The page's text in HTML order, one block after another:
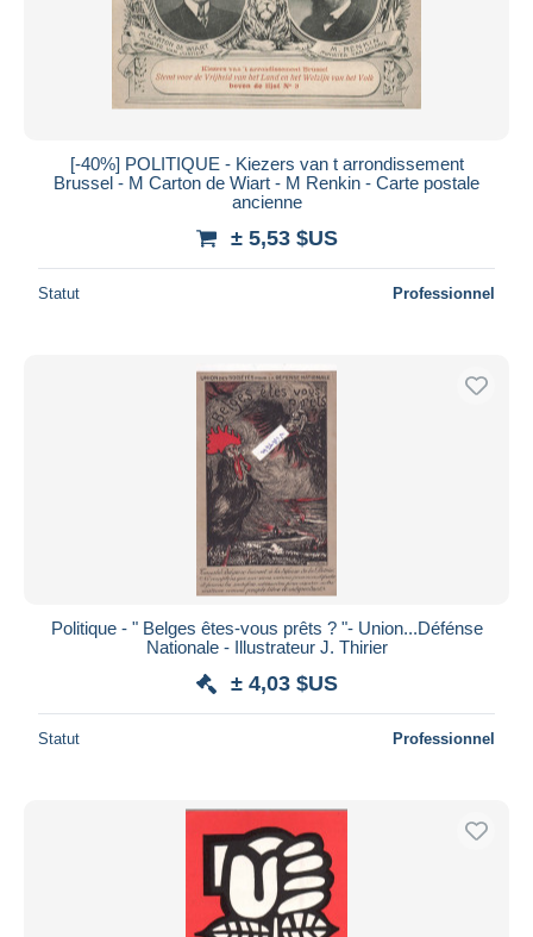
[-40%] POLITIQUE - Kiezers van t arrondissement
Brussel - M Carton de Wiart - M Renkin - Carte postale
ancienne
± 5,53 $US
Statut Professionnel
Politique - " Belges êtes-vous prêts ? "- Union...Défénse
Nationale - Illustrateur J. Thirier
± 4,03 $US
Statut Professionnel